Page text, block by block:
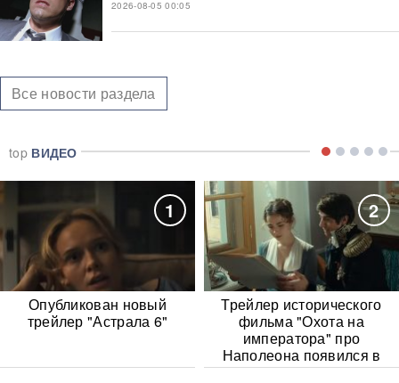
2026-08-05 00:05
Все новости раздела
top ВИДЕО
1
Опубликован новый
трейлер "Астрала 6"
2
Трейлер исторического
фильма "Охота на
императора" про
Наполеона появился в
Сети